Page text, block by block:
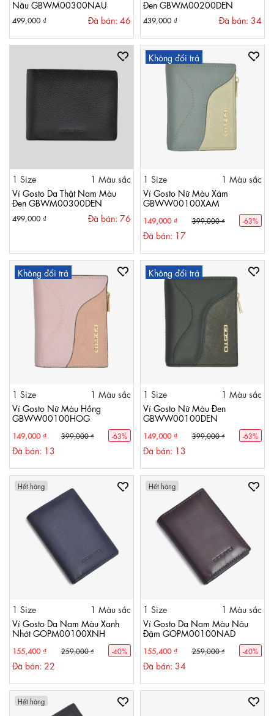
Nâu GBWM00300NAU
499,000 ₫ Đã bán: 46
Đen GBWM00200DEN
439,000 ₫ Đã bán: 34
1 Size
1 Màu sắc
Ví Gosto Da Thật Nam Màu
Đen GBWM00300DEN
499,000 ₫ Đã bán: 76
Không đổi trả
1 Size
1 Màu sắc
Ví Gosto Nữ Màu Xám
GBWW00100XAM
149,000 ₫ 399,000 ₫ -63%
Đã bán: 17
Không đổi trả
1 Size
1 Màu sắc
Ví Gosto Nữ Màu Hồng
GBWW00100HOG
149,000 ₫ 399,000 ₫ -63%
Đã bán: 13
Không đổi trả
1 Size
1 Màu sắc
Ví Gosto Nữ Màu Đen
GBWW00100DEN
149,000 ₫ 399,000 ₫ -63%
Đã bán: 13
Hết hàng
1 Size
1 Màu sắc
Ví Gosto Da Nam Màu Xanh
Nhớt GOPM00100XNH
155,400 ₫ 259,000 ₫ -40%
Đã bán: 22
Hết hàng
1 Size
1 Màu sắc
Ví Gosto Da Nam Màu Nâu
Đậm GOPM00100NAD
155,400 ₫ 259,000 ₫ -40%
Đã bán: 34
Hết hàng